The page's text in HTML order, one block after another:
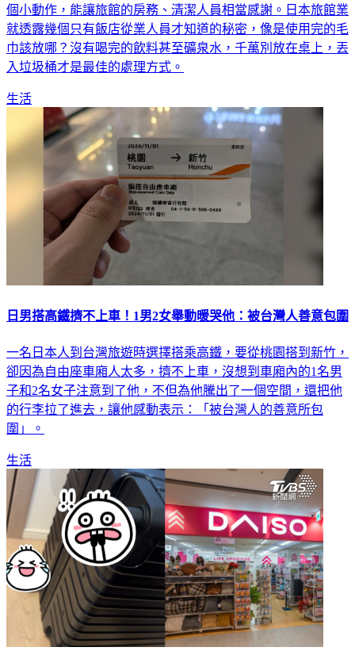
個小動作，能讓旅館的房務、清潔人員相當感謝。日本旅館業
就透露幾個只有飯店從業人員才知道的秘密，像是使用完的毛
巾該放哪？沒有喝完的飲料甚至礦泉水，千萬別放在桌上，丟
入垃圾桶才是最佳的處理方式。
生活
日男搭高鐵擠不上車！1男2女舉動暖哭他：被台灣人善意包圍
一名日本人到台灣旅遊時選擇搭乘高鐵，要從桃園搭到新竹，
卻因為自由座車廂人太多，擠不上車，沒想到車廂內的1名男
子和2名女子注意到了他，不但為他騰出了一個空間，還把他
的行李拉了進去，讓他感動表示：「被台灣人的善意所包
圍」。
生活